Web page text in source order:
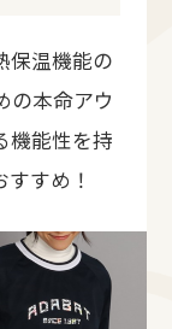
保温機能の
の本命アウ
機能性を持
すめ！